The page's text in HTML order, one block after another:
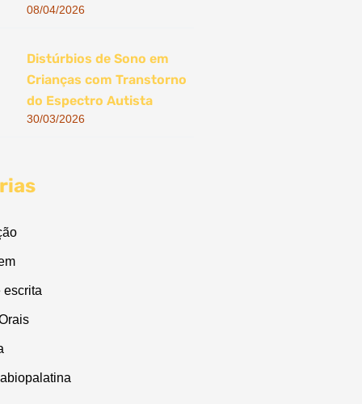
08/04/2026
Distúrbios de Sono em
Crianças com Transtorno
do Espectro Autista
30/03/2026
escrita